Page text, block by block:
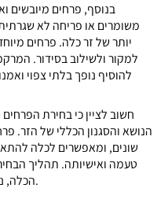
בנוסף, פרחים מיובשים
משומרים או פריחה לא
יותר של זר כלה. פרחים
למקור ולשילוב בסידור.
להוסיף נופך בלתי צפוי
חשוב לציין כי בחירת
הנושא והסגנון הכללי של הזר.
שונים, ומאפשרים לכלה
טעמה ואישיותה. תהליך
הכלה, נושא החתונה ופלטת הצבעים הכוללת.